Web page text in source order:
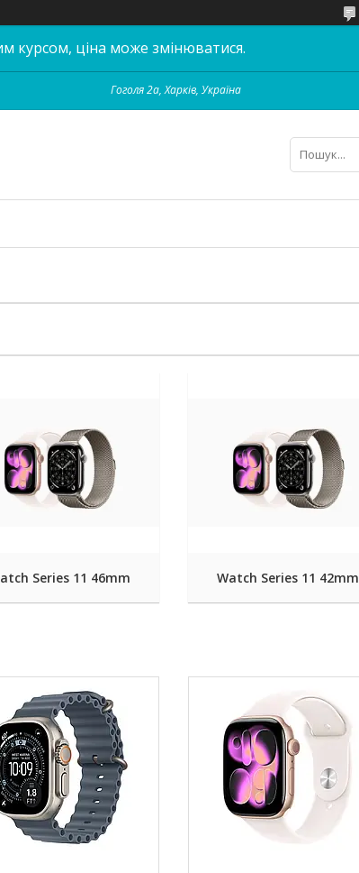
курсом, ціна може змінюватися.
Гоголя 2а, Харків, Україна
Series 11 46mm Watch Series 11 42mm